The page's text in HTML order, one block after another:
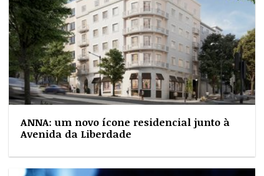
ANNA: um novo ícone residencial junto à
Avenida da Liberdade